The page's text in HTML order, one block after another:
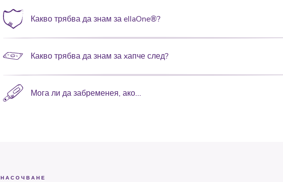
Какво трябва да знам за ellaOne®?
Какво трябва да знам за xапче след?
Мога ли да забременея, ако...
НАСОЧВАНЕ